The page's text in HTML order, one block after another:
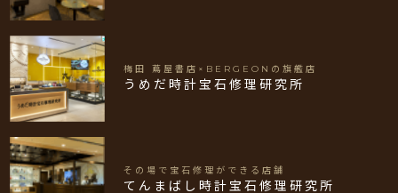
梅田 蔦屋書店×BERGEONの旗艦店
うめだ時計宝石修理研究所
その場で宝石修理ができる店舗
てんまばし時計宝石修理研究所